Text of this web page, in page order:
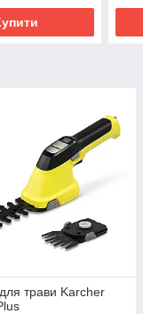
трави Karcher